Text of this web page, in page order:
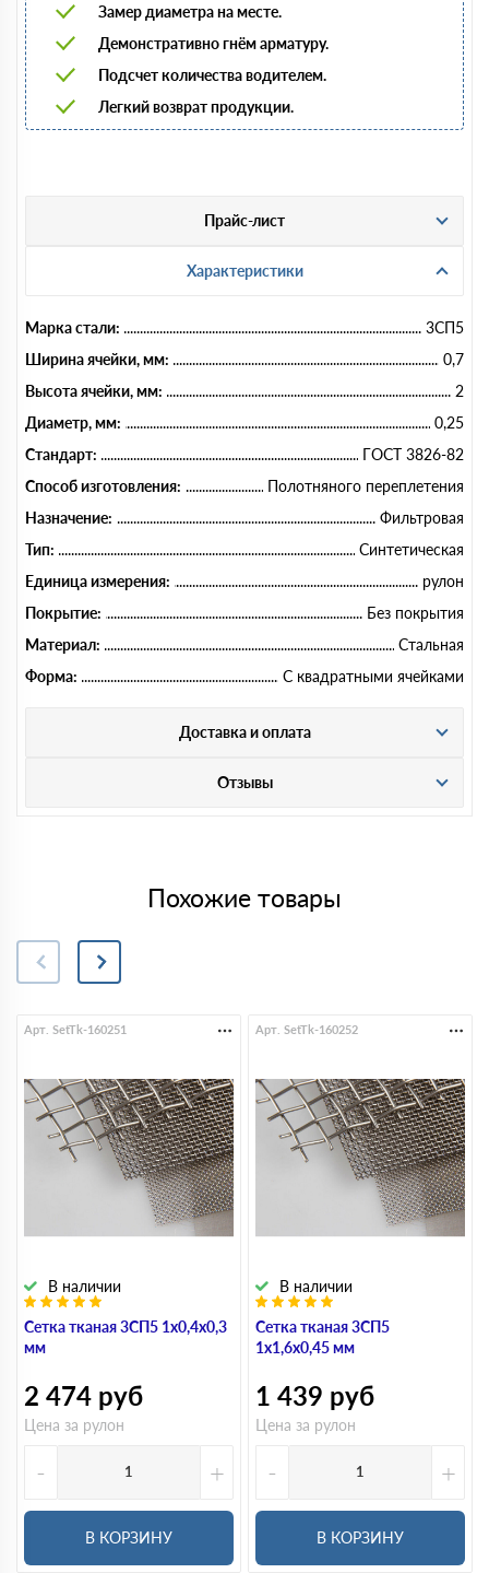
Замер диаметра на месте.
Демонстративно гнём арматуру.
Подсчет количества водителем.
Легкий возврат продукции.
Прайс-лист
Характеристики
Марка стали:
3СП5
Ширина ячейки, мм:
0,7
Высота ячейки, мм:
2
Диаметр, мм:
0,25
Стандарт:
ГОСТ 3826-82
Способ изготовления:
Полотняного переплетения
Назначение:
Фильтровая
Тип:
Синтетическая
Единица измерения:
рулон
Покрытие:
Без покрытия
Материал:
Стальная
Форма:
С квадратными ячейками
Доставка и оплата
Отзывы
Похожие товары
Сетка тканая 3СП5 1х0,4х0,3
мм
В наличии
Арт. SetTk-160251
2 474 руб
Цена за рулон
- +
В КОРЗИНУ
Сетка тканая 3СП5
1х1,6х0,45 мм
В наличии
Арт. SetTk-160252
1 439 руб
Цена за рулон
- +
В КОРЗИНУ